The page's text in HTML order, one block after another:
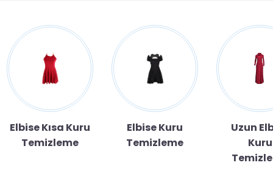
Elbise Kısa Kuru
Temizleme
Elbise Kuru
Temizleme
Uzun
Kuru